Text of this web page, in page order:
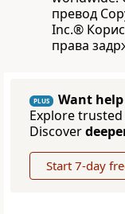
превод
Inc.®
права
PLUS
Want
Explore
Discover
Start 7-day